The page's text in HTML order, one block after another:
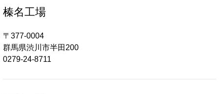
榛名工場
〒377-0004
群馬県渋川市半田200
0279-24-8711